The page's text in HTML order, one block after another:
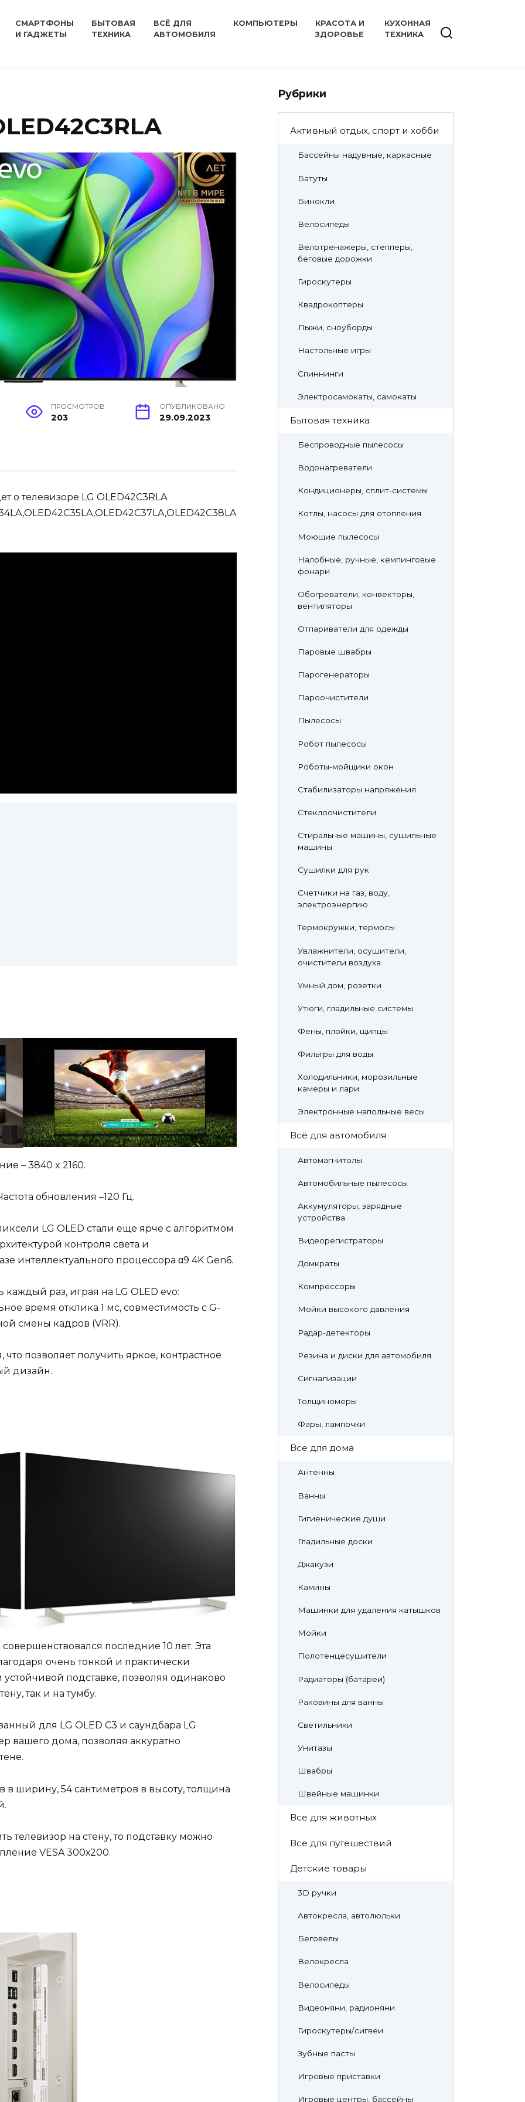
СМАРТФОНЫ
И ГАДЖЕТЫ
БЫТОВАЯ
ТЕХНИКА
ВСЁ ДЛЯ
АВТОМОБИЛЯ
КОМПЬЮТЕРЫ
КРАСОТА И
ЗДОРОВЬЕ
КУХОННАЯ
ТЕХНИКА
ПРОСМОТРОВ
203
ОПУБЛИКОВАНО
29.09.2023
о телевизоре LG OLED42C3RLA
– 3840 x 2160.
обновления –120 Гц.
LG OLED стали еще ярче с алгоритмом
контроля света и
интеллектуального процессора α9 4K Gen6.
раз, играя на LG OLED evo:
время отклика 1 мс, совместимость с G-
смены кадров (VRR).
позволяет получить яркое, контрастное
дизайн.
последние 10 лет. Эта
очень тонкой и практически
подставке, позволяя одинаково
так и на тумбу.
для LG OLED C3 и саундбара LG
вашего дома, позволяя аккуратно
в ширину, 54 сантиметров в высоту, толщина
телевизор на стену, то подставку можно
VESA 300х200.
Рубрики
Активный отдых, спорт и хобби
Бассейны надувные, каркасные
Батуты
Бинокли
Велосипеды
Велотренажеры, степперы,
беговые дорожки
Гироскутеры
Квадрокоптеры
Лыжи, сноуборды
Настольные игры
Спиннинги
Электросамокаты, самокаты
Бытовая техника
Беспроводные пылесосы
Водонагреватели
Кондиционеры, сплит-системы
Котлы, насосы для отопления
Моющие пылесосы
Налобные, ручные, кемпинговые
фонари
Обогреватели, конвекторы,
вентиляторы
Отпариватели для одежды
Паровые швабры
Парогенераторы
Пароочистители
Пылесосы
Робот пылесосы
Роботы-мойщики окон
Стабилизаторы напряжения
Стеклоочистители
Стиральные машины, сушильные
машины
Сушилки для рук
Счетчики на газ, воду,
электроэнергию
Термокружки, термосы
Увлажнители, осушители,
очистители воздуха
Умный дом, розетки
Утюги, гладильные системы
Фены, плойки, щипцы
Фильтры для воды
Холодильники, морозильные
камеры и лари
Электронные напольные весы
Всё для автомобиля
Автомагнитолы
Автомобильные пылесосы
Аккумуляторы, зарядные
устройства
Видеорегистраторы
Домкраты
Компрессоры
Мойки высокого давления
Радар-детекторы
Резина и диски для автомобиля
Сигнализации
Толщиномеры
Фары, лампочки
Все для дома
Антенны
Ванны
Гигиенические души
Гладильные доски
Джакузи
Камины
Машинки для удаления катышков
Мойки
Полотенцесушители
Радиаторы (батареи)
Раковины для ванны
Светильники
Унитазы
Швабры
Швейные машинки
Все для животных
Все для путешествий
Детские товары
3D ручки
Автокресла, автолюльки
Беговелы
Велокресла
Велосипеды
Видеоняни, радионяни
Гироскутеры/сигвеи
Зубные пасты
Игровые приставки
Игровые центры, бассейны